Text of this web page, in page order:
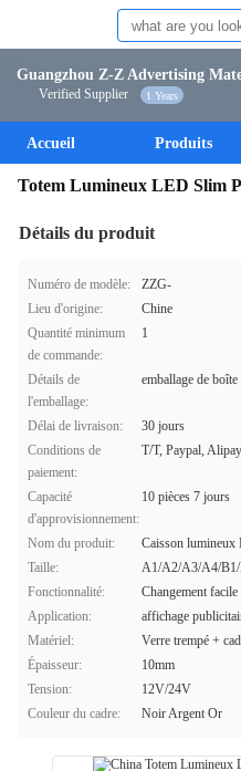
Guangzhou Z-Z Advertising
Verified Supplier 1 Years
Accueil Produits
Totem Lumineux LED Slim
Détails du produit
Numéro de modèle:
ZZG-
Lieu d'origine:
Chine
Quantité minimum
de commande:
1
Détails de
l'emballage:
emballage de
Délai de livraison:
30 jours
Conditions de
paiement:
T/T, Paypal,
Capacité
d'approvisionnement:
10 pièces 7 jours
Nom du produit:
Caisson lumineux
Taille:
A1/A2/A3/A4/
Fonctionnalité:
Changement
Application:
affichage
Matériel:
Verre trempé +
Épaisseur:
10mm
Tension:
12V/24V
Couleur du cadre:
Noir Argent Or